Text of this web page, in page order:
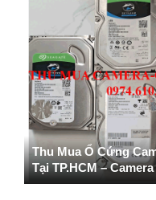
Thu Mua Ổ Cứng
Tại TP.HCM –